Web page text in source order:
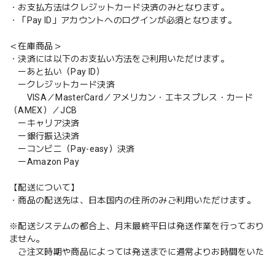
・お支払方法はクレジットカード決済のみとなります。
・「Pay ID」アカウントへのログインが必須となります。
＜在庫商品＞
・決済には以下のお支払い方法をご利用いただけます。
ーあと払い（Pay ID）
ークレジットカード決済
VISA／MasterCard／アメリカン・エキスプレス・カード
（AMEX）／JCB
ーキャリア決済
ー銀行振込決済
ーコンビニ（Pay-easy）決済
ーAmazon Pay
【配送について】
・商品の配送先は、日本国内の住所のみご利用いただけます。
※配送システムの都合上、月末最終平日は発送作業を行っており
ません。
ご注文時期や商品によっては発送までに通常よりお時間をいた